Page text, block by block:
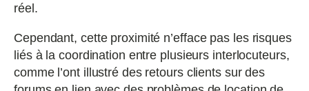
réel.
Cependant, cette proximité n’efface pas les risques
liés à la coordination entre plusieurs interlocuteurs,
comme l’ont illustré des retours clients sur des